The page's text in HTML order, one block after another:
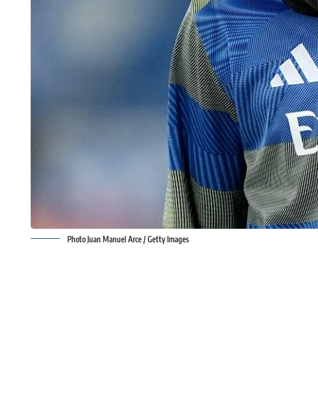
Photo Juan Manuel Arce / Getty Images